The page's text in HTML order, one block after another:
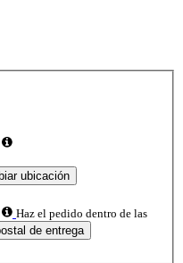
ubicación
Haz el pedido dentro de las
de entrega